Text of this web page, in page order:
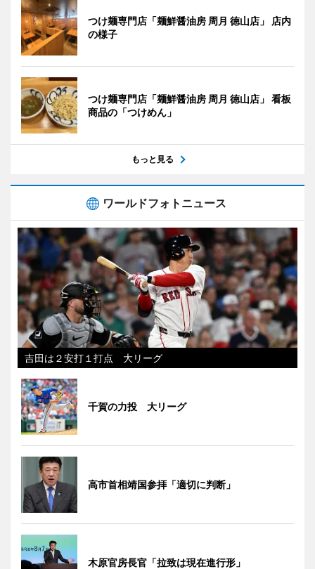
つけ麺専門店「麺鮮醤油房 周月 徳山店」 店内
の様子
つけ麺専門店「麺鮮醤油房 周月 徳山店」 看板
商品の「つけめん」
もっと見る
ワールドフォトニュース
吉田は２安打１打点 大リーグ
千賀の力投 大リーグ
高市首相靖国参拝「適切に判断」
木原官房長官「拉致は現在進行形」